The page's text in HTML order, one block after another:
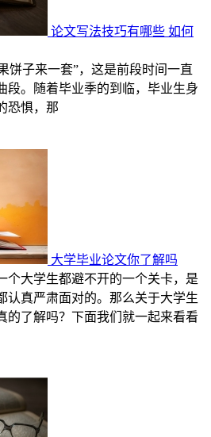
论文写法技巧有哪些 如何
饼子来一套”，这是前段时间一直
段。随着毕业季的到临，毕业生身
恐惧，那
大学毕业论文你了解吗
个大学生都避不开的一个关卡，是
认真严肃面对的。那么关于大学生
的了解吗？下面我们就一起来看看